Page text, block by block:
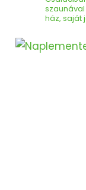
szaunával
ház, saját